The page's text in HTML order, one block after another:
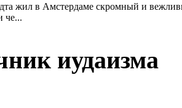
жил в Амстердаме скромный и
че...
иудаизма